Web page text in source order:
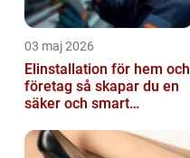
03 maj 2026
Elinstallation för hem och
företag så skapar du en
säker och smart